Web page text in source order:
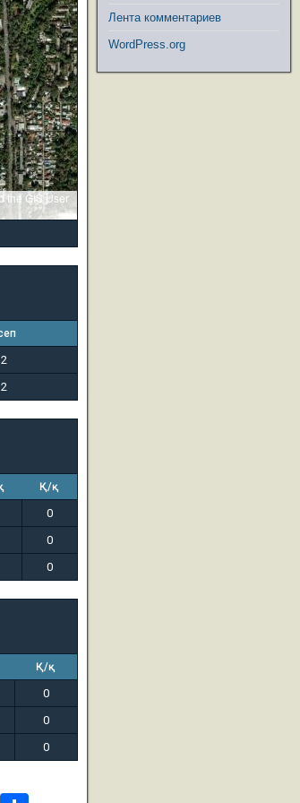
the GIS User
2
2
Қ/қ
0
0
0
Қ/қ
0
0
0
Лента комментариев
WordPress.org